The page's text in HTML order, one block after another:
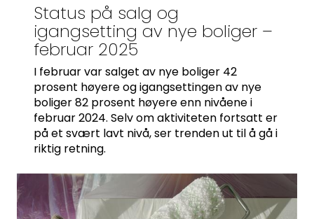
Status på salg og
igangsetting av nye boliger –
februar 2025
I februar var salget av nye boliger 42
prosent høyere og igangsettingen av nye
boliger 82 prosent høyere enn nivåene i
februar 2024. Selv om aktiviteten fortsatt er
på et svært lavt nivå, ser trenden ut til å gå i
riktig retning.